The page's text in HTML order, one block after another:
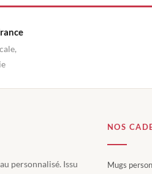
personnalisé. Issu
NOS
Mugs